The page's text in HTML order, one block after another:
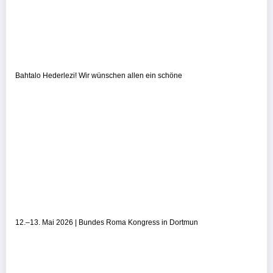
Bahtalo Hederlezi! Wir wünschen allen ein schöne
12.–13. Mai 2026 | Bundes Roma Kongress in Dortmun